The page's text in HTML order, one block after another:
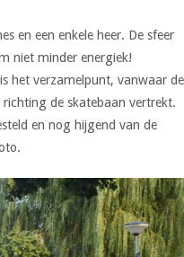
en een enkele heer. De sfeer
niet minder energiek!
is het verzamelpunt, vanwaar de
de skatebaan vertrekt.
en nog hijgend van de